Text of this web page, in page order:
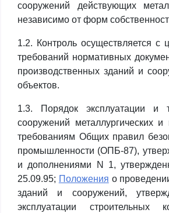
сооружений действующих
независимо от форм
1.2. Контроль осуществляется с
требований нормативных
производственных зданий и
объектов.
1.3. Порядок эксплуатации и
сооружений металлургических
требованиям Общих правил
промышленности (ОПБ-87),
и дополнениями N 1,
25.09.95; Положения о
зданий и сооружений,
эксплуатации строительных